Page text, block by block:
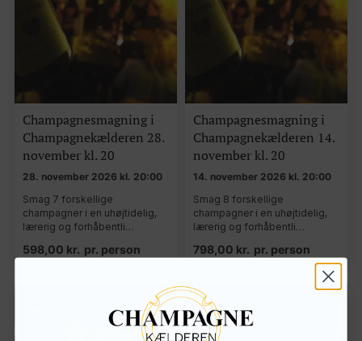
Champagnesmagning i
Champagnekælderen 28.
november kl. 20
28. november 2026 kl. 20:00
Smag 7 forskellige
champagner i en uhøjtidelig,
lærerig og forhåbentli…
598,00 kr. pr. person
Champagnesmagning i
Champagnekælderen 14.
november kl. 20
14. november 2026 kl. 20:00
Smag 8 forskellige
champagner i en uhøjtidelig,
lærerig og forhåbentli…
798,00 kr. pr. person